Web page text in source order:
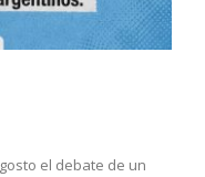
el debate de un